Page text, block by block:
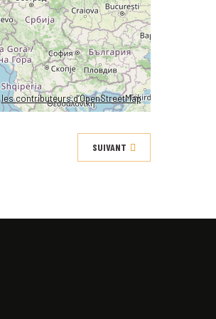
les contributeurs d’OpenStreetMap
SUIVANT